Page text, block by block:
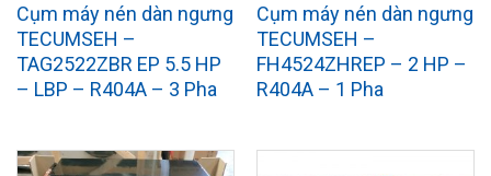
Cụm máy nén dàn ngưng
TECUMSEH –
TAG2522ZBR EP 5.5 HP
– LBP – R404A – 3 Pha
Cụm máy nén dàn ngưng
TECUMSEH –
FH4524ZHREP – 2 HP –
R404A – 1 Pha